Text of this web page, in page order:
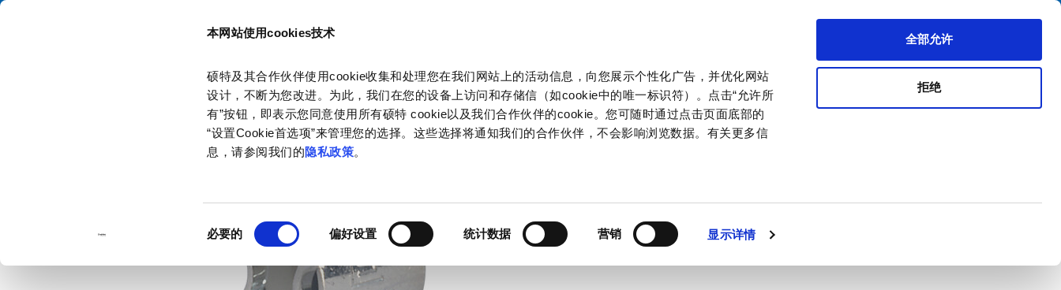
本网站使用cookies技术
硕特及其合作伙伴使用cookie收集和处理您在我们网站上的活动信息，向您展示个性化广告，并优化网站
设计，不断为您改进。为此，我们在您的设备上访问和存储信（如cookie中的唯一标识符）。点击“允许所
有”按钮，即表示您同意使用所有硕特 cookie以及我们合作伙伴的cookie。您可随时通过点击页面底部的
“设置Cookie首选项”来管理您的选择。这些选择将通知我们的合作伙伴，不会影响浏览数据。有关更多信
息，请参阅我们的隐私政策。
意
必要的 偏好设置 统计数据 营销 显示详情
全部允许
拒绝
目录 联系我们
Fuseholder Blocks &amp; Clips
Series